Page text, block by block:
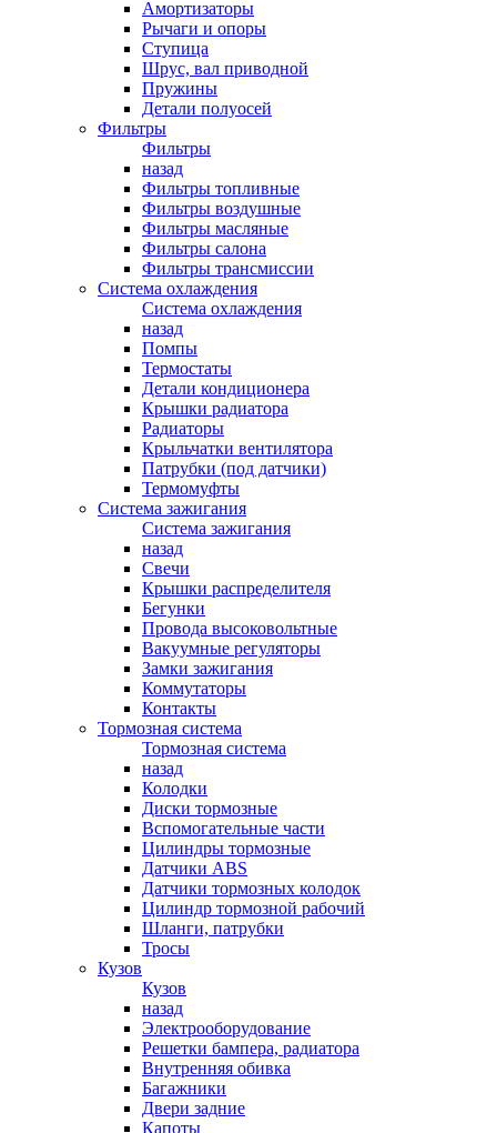
Амортизаторы
Рычаги и опоры
Ступица
Шрус, вал приводной
Пружины
Детали полуосей
Фильтры
Фильтры
назад
Фильтры топливные
Фильтры воздушные
Фильтры масляные
Фильтры салона
Фильтры трансмиссии
Система охлаждения
Система охлаждения
назад
Помпы
Термостаты
Детали кондиционера
Крышки радиатора
Радиаторы
Крыльчатки вентилятора
Патрубки (под датчики)
Термомуфты
Система зажигания
Система зажигания
назад
Свечи
Крышки распределителя
Бегунки
Провода высоковольтные
Вакуумные регуляторы
Замки зажигания
Коммутаторы
Контакты
Тормозная система
Тормозная система
назад
Колодки
Диски тормозные
Вспомогательные части
Цилиндры тормозные
Датчики ABS
Датчики тормозных колодок
Цилиндр тормозной рабочий
Шланги, патрубки
Тросы
Кузов
Кузов
назад
Электрооборудование
Решетки бампера, радиатора
Внутренняя обивка
Багажники
Двери задние
Капоты